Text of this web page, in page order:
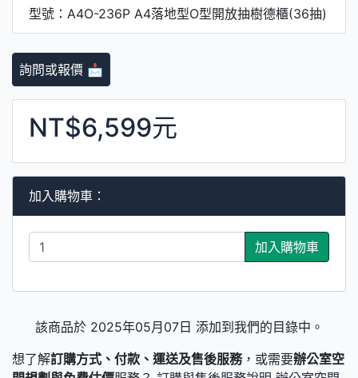
型號：A4O-236P A4落地型O型開放抽樹德櫃(36抽)
詢問或報價 📩
NT$6,599元
加入購物車：
加入購物車
該商品於 2025年05月07日 添加到我們的目錄中。
想了解訂購方式、付款、運送及售後服務，或需要辦公室空